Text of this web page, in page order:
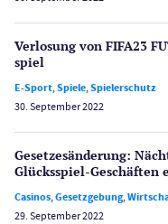
Verlosung von FIFA23
spiel
E-Sport,Spiele,Spielerschutz
30. September 2022
Gesetzes­änderung:
Glücksspiel-Geschäften
Casinos,Gesetzgebung,
29. September 2022